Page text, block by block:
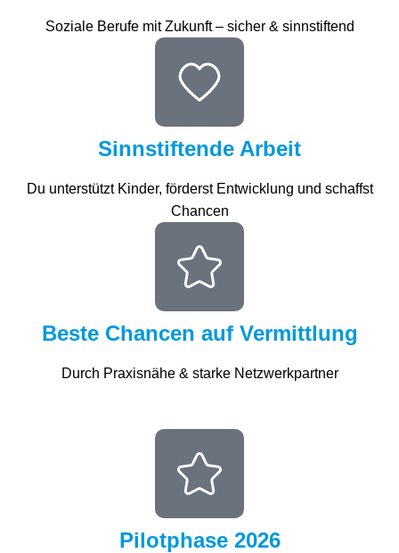
Soziale Berufe mit Zukunft – sicher & sinnstiftend
Sinnstiftende Arbeit
Du unterstützt Kinder, förderst Entwicklung und schaffst
Chancen
Beste Chancen auf Vermittlung
Durch Praxisnähe & starke Netzwerkpartner
Pilotphase 2026